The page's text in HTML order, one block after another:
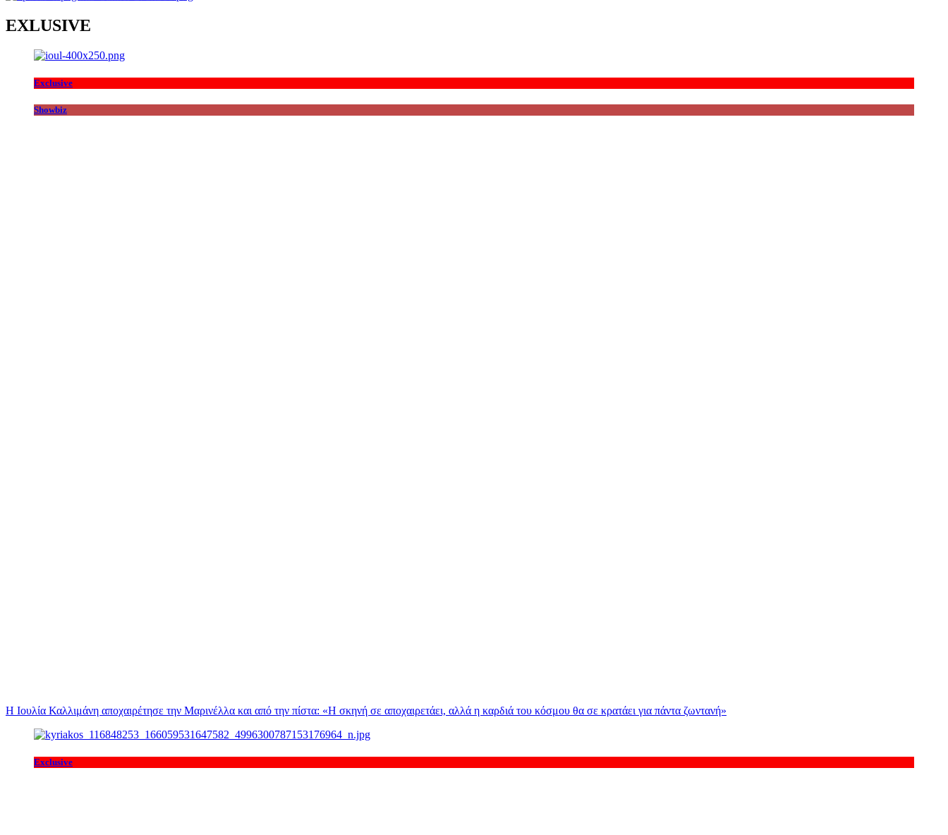
EXLUSIVE
Exclusive
Showbiz
Η Ιουλία Καλλιμάνη αποχαιρέτησε την Μαρινέλλα και από την πίστα: «H σκηνή σε αποχαιρετάει, αλλά η καρδιά του κόσμου θα σε κρατάει για πάντα ζωντανή»
Exclusive